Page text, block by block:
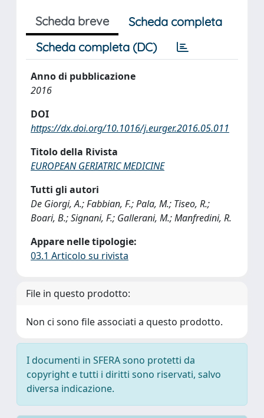
Scheda breve
Scheda completa
Scheda completa (DC)
Anno di pubblicazione
2016
DOI
https://dx.doi.org/10.1016/j.eurger.2016.05.011
Titolo della Rivista
EUROPEAN GERIATRIC MEDICINE
Tutti gli autori
De Giorgi, A.; Fabbian, F.; Pala, M.; Tiseo, R.;
Boari, B.; Signani, F.; Gallerani, M.; Manfredini, R.
Appare nelle tipologie:
03.1 Articolo su rivista
File in questo prodotto:
Non ci sono file associati a questo prodotto.
I documenti in SFERA sono protetti da
copyright e tutti i diritti sono riservati, salvo
diversa indicazione.